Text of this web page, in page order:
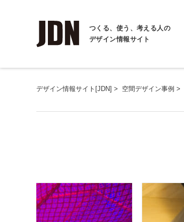
つくる、使う、考える人の
デザイン情報サイト
デザイン情報サイト[JDN] > 空間デザイン事例 >